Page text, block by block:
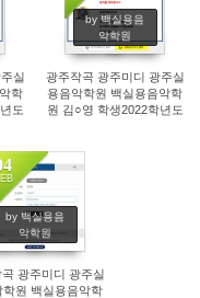
실
학
도
by 백실용음
악학원
177
광주작곡 광주미디 광주실
용음악학원 백실용음악학
원 김○영 학생2022학년도
by 백실용음
악학원
236
곡 광주미디 광주실
학원 백실용음악학